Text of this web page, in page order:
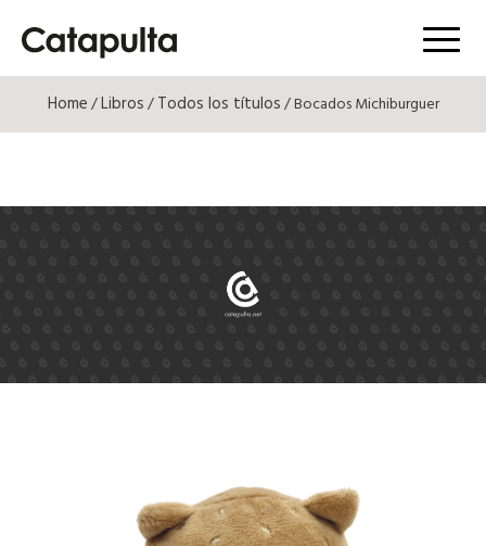
Menú
Home/Libros/Todos los títulos/ Bocados Michiburguer